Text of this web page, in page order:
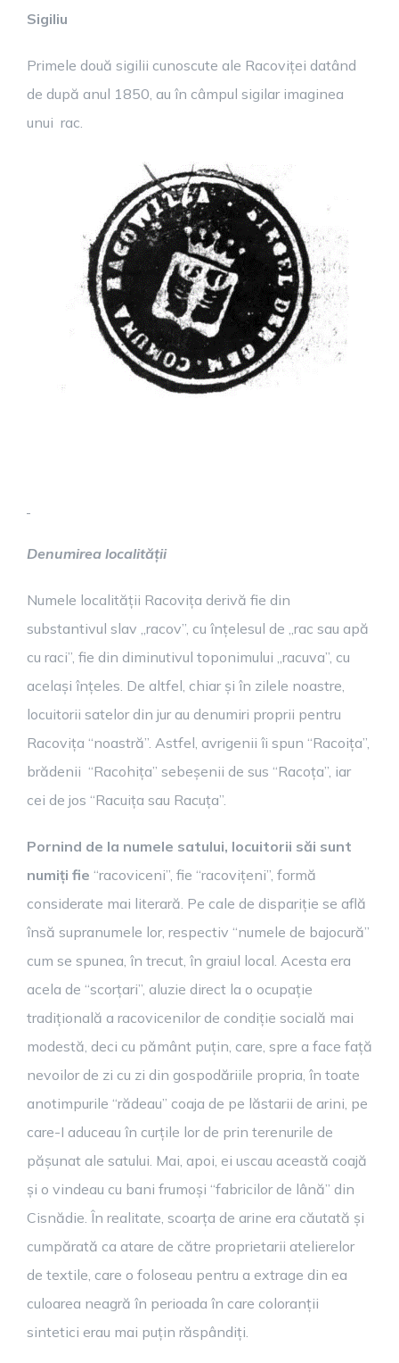
Sigiliu
Primele două sigilii cunoscute ale Racoviței datând
de după anul 1850, au în câmpul sigilar imaginea
unui rac.
Denumirea localității
Numele localității Racovița derivă fie din
substantivul slav „racov”, cu înțelesul de „rac sau apă
cu raci”, fie din diminutivul toponimului „racuva”, cu
același înțeles. De altfel, chiar și în zilele noastre,
locuitorii satelor din jur au denumiri proprii pentru
Racovița “noastră”. Astfel, avrigenii îi spun “Racoița”,
brădenii “Racohița” sebeșenii de sus “Racoța”, iar
cei de jos “Racuița sau Racuța”.
Pornind de la numele satului, locuitorii săi sunt
numiți fie “racoviceni”, fie “racovițeni”, formă
considerate mai literară. Pe cale de dispariție se află
însă supranumele lor, respectiv “numele de bajocură”
cum se spunea, în trecut, în graiul local. Acesta era
acela de “scorțari”, aluzie direct la o ocupație
tradițională a racovicenilor de condiție socială mai
modestă, deci cu pământ puțin, care, spre a face față
nevoilor de zi cu zi din gospodăriile propria, în toate
anotimpurile “rădeau” coaja de pe lăstarii de arini, pe
care-I aduceau în curțile lor de prin terenurile de
pășunat ale satului. Mai, apoi, ei uscau această coajă
și o vindeau cu bani frumoși “fabricilor de lână” din
Cisnădie. În realitate, scoarța de arine era căutată și
cumpărată ca atare de către proprietarii atelierelor
de textile, care o foloseau pentru a extrage din ea
culoarea neagră în perioada în care coloranții
sintetici erau mai puțin răspândiți.